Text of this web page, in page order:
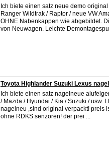
Ich biete einen satz neue demo
Ranger Wildtrak / Raptor / neue VW
OHNE Nabenkappen wie abgebildet.
von Neuwagen. Leichte
Toyota Highlander Suzuki Lexus
Ich biete einen satz nagelneue
/ Mazda / Hyundai / Kia / Suzuki / usw.
nagelneu ,sind original verpackt! preis
ohne RDKS senzoren! der prei ...